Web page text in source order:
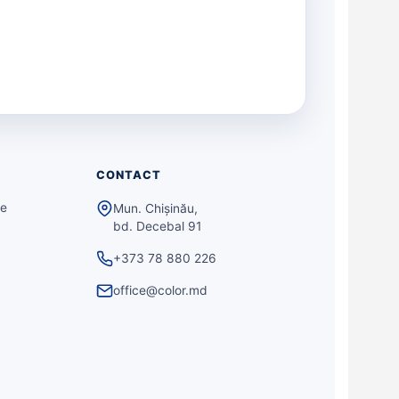
CONTACT
Mun. Chișinău,
bd. Decebal 91
+373 78 880 226
office@color.md